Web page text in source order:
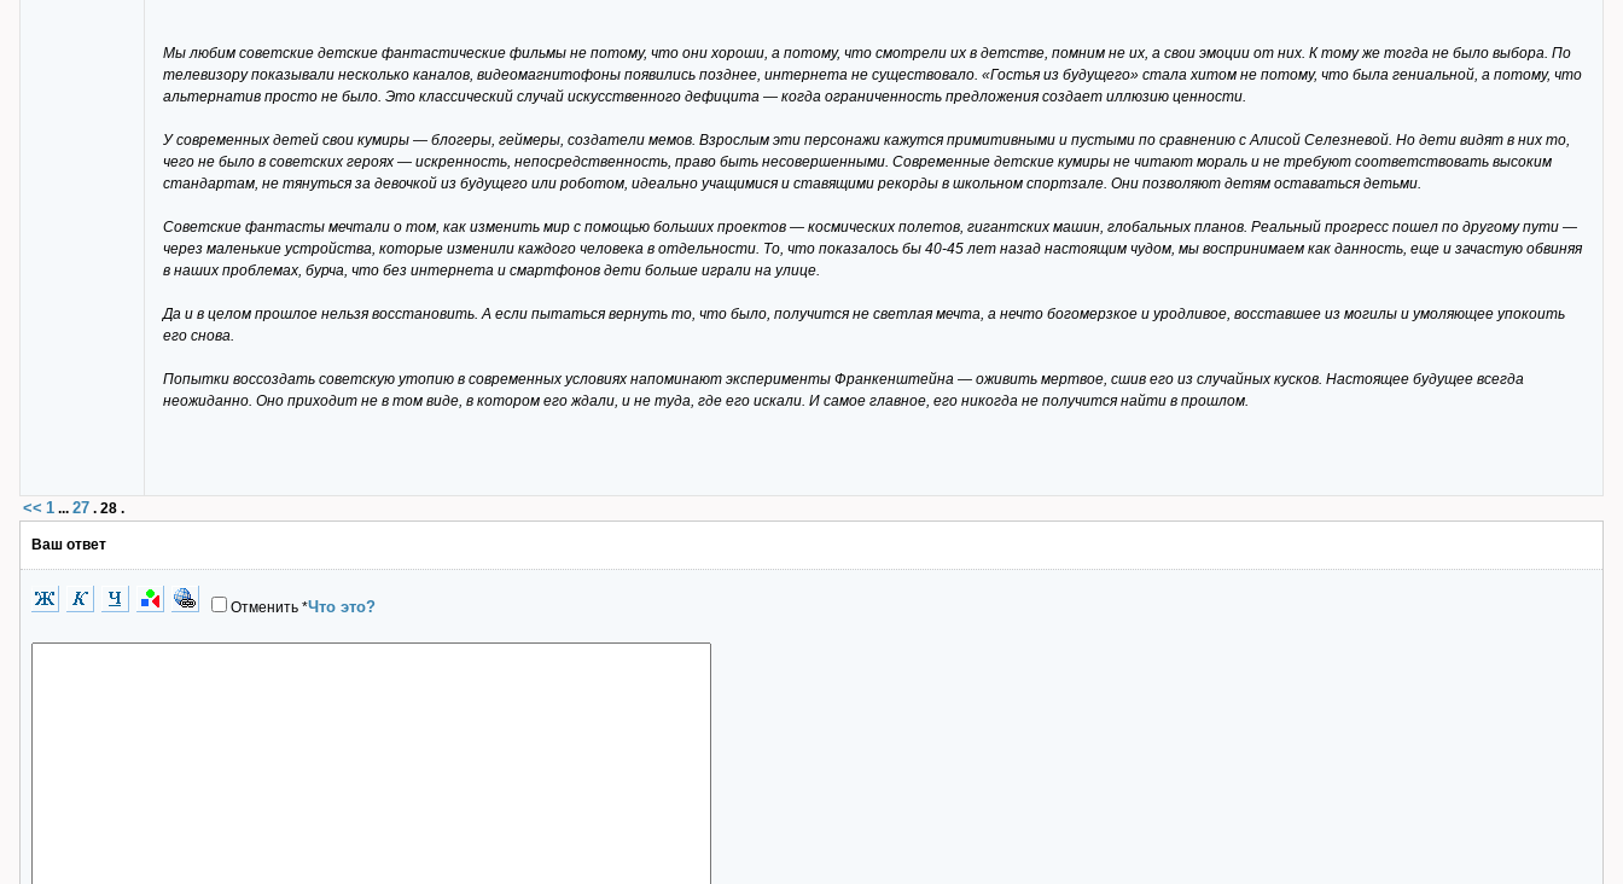
Мы любим советские детские фантастические фильмы не потому, что они хороши, а потому, что смотрели их в детстве, помним не их, а свои эмоции от них. К тому же тогда не было выбора. По
телевизору показывали несколько каналов, видеомагнитофоны появились позднее, интернета не существовало. «Гостья из будущего» стала хитом не потому, что была гениальной, а потому, что
альтернатив просто не было. Это классический случай искусственного дефицита — когда ограниченность предложения создает иллюзию ценности.
У современных детей свои кумиры — блогеры, геймеры, создатели мемов. Взрослым эти персонажи кажутся примитивными и пустыми по сравнению с Алисой Селезневой. Но дети видят в них то,
чего не было в советских героях — искренность, непосредственность, право быть несовершенными. Современные детские кумиры не читают мораль и не требуют соответствовать высоким
стандартам, не тянуться за девочкой из будущего или роботом, идеально учащимися и ставящими рекорды в школьном спортзале. Они позволяют детям оставаться детьми.
Советские фантасты мечтали о том, как изменить мир с помощью больших проектов — космических полетов, гигантских машин, глобальных планов. Реальный прогресс пошел по другому пути —
через маленькие устройства, которые изменили каждого человека в отдельности. То, что показалось бы 40-45 лет назад настоящим чудом, мы воспринимаем как данность, еще и зачастую обвиняя
в наших проблемах, бурча, что без интернета и смартфонов дети больше играли на улице.
Да и в целом прошлое нельзя восстановить. А если пытаться вернуть то, что было, получится не светлая мечта, а нечто богомерзкое и уродливое, восставшее из могилы и умоляющее упокоить
его снова.
Попытки воссоздать советскую утопию в современных условиях напоминают эксперименты Франкенштейна — оживить мертвое, сшив его из случайных кусков. Настоящее будущее всегда
неожиданно. Оно приходит не в том виде, в котором его ждали, и не туда, где его искали. И самое главное, его никогда не получится найти в прошлом.
<< 1 ... 27 . 28 .
Ваш ответ
Отменить *Что это?